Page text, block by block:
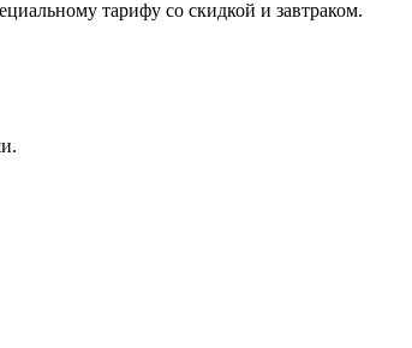
тарифу со скидкой и завтраком.